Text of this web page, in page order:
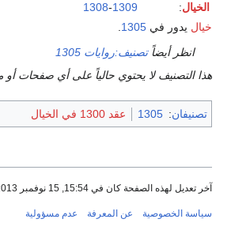
الخيال:
1308-1309
خيال يدور في 1305
انظر أيضاًتصنيف:روايات 1305
هذا التصنيف لا يحتوي حالياً على أي صفحات أو
تصنيفان:
1305 عقد 1300 في الخيال
آخر تعديل لهذه الصفحة كان في 15:54, 15 نوفمبر 2013.
سياسة الخصوصية عن المعرفة عدم مسؤولية